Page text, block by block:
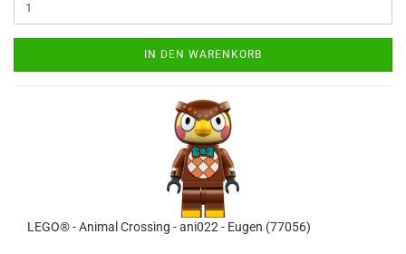
IN DEN WARENKORB
LEGO® - Animal Crossing - ani022 - Eugen (77056)